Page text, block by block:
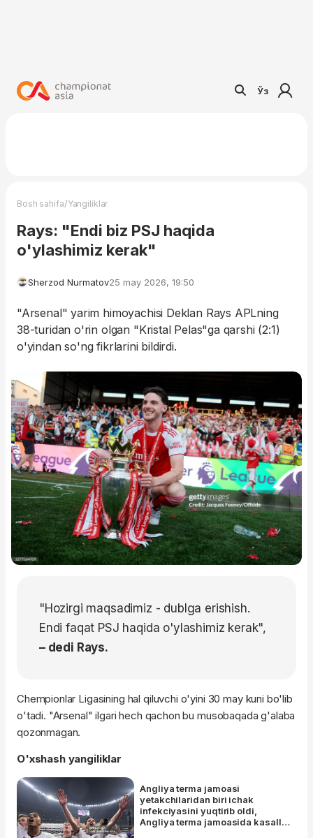
Ўз
Bosh sahifa/Yangiliklar
Rays: "Endi biz PSJ haqida
o'ylashimiz kerak"
Sherzod Nurmatov25 may 2026, 19:50
"Arsenal" yarim himoyachisi Deklan Rays APLning
38-turidan o'rin olgan "Kristal Pelas"ga qarshi (2:1)
o'yindan so'ng fikrlarini bildirdi.
"Hozirgi maqsadimiz - dublga erishish.
Endi faqat PSJ haqida o'ylashimiz kerak",
– dedi Rays.
Chempionlar Ligasining hal qiluvchi o'yini 30 may kuni bo'lib
o'tadi. "Arsenal" ilgari hech qachon bu musobaqada g'alaba
qozonmagan.
O'xshash yangiliklar
Angliya terma jamoasi
yetakchilaridan biri ichak
infekciyasini yuqtirib oldi,
Angliya terma jamoasida kasallik